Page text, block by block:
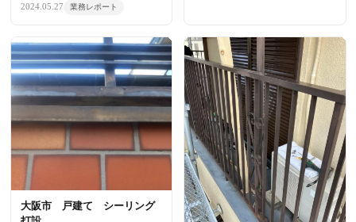
2024.05.27 業務レポート
大阪市 戸建て シーリング